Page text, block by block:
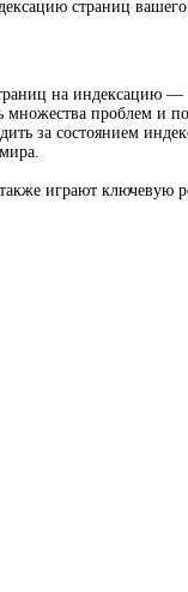
страниц
на индексацию
проблем и
за состоянием
играют